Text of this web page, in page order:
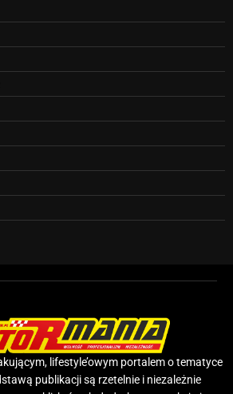
lifestyle’owym portalem o tematyce
publikacji są rzetelnie i niezależnie